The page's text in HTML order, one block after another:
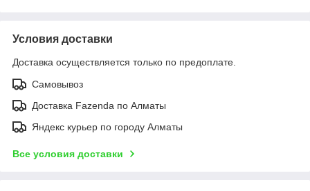
Условия доставки
Доставка осуществляется только по предоплате.
Самовывоз
Доставка Fazenda по Алматы
Яндекс курьер по городу Алматы
Все условия доставки